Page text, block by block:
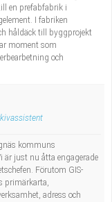
en prefabfabrik i
I fabriken
håldäck till byggprojekt
moment som
och
kommuns
är just nu åtta engagerade
Förutom GIS-
primärkarta,
adress och